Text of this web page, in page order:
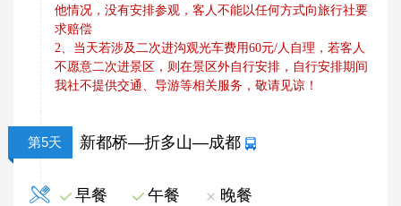
他情况，没有安排参观，客人不能以任何方式向旅行社要
求赔偿
2、 当天若涉及二次进沟观光车费用60元/人自理，若客人
不愿意二次进景区，则在景区外自行安排，自行安排期间
我社不提供交通、导游等相关服务，敬请见谅！
第5天 新都桥—折多山—成都
早餐 午餐 晚餐